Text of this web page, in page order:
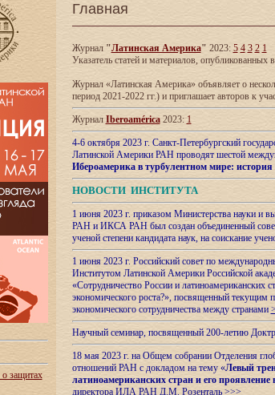
защитах
Главная
Журнал"Латинская Америка" 2023: 5 4 3 2 1
Указатель статей и материалов, опубликованных
Журнал «Латинская Америка» объявляет о
период 2021-2022 гг.) и приглашает авторов к
Журнал Iberoamérica2023: 1
4-6 октября 2023 г. Санкт-Петербургский
Латинской Америки РАН проводят шестой
Ибероамерика в турбулентном мире: история
НОВОСТИ ИНСТИТУТА
1 июня 2023 г. приказом Министерства науки и
РАН и ИКСА РАН был создан объединенный совет
ученой степени кандидата наук, на соискание
1 июня 2023 г. Российский совет по
Институтом Латинской Америки Российской
«Сотрудничество России и латиноамериканских
экономического роста?», посвященный текущим
экономического сотрудничества между странами
Научный семинар, посвященный 200-летию
18 мая 2023 г. на Общем собрании Отделения
отношений РАН с докладом на тему «Левый
латиноамериканских стран и его
директора ИЛА РАН Д.М. Розенталь >>>